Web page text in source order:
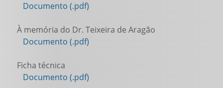
Documento (.pdf)
À memória do Dr. Teixeira de Aragão
Documento (.pdf)
Ficha técnica
Documento (.pdf)